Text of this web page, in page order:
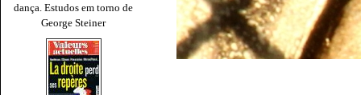
dança. Estudos em torno de
George Steiner